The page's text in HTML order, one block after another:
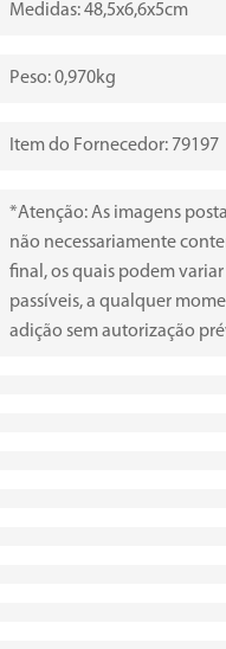
Medidas: 48,5‎x6,6x5cm
Peso: 0,970kg
Item do Fornecedor: 79197
*Atenção: As imagens
não necessariamente
final, os quais podem
passíveis, a qualquer
adição sem autorização